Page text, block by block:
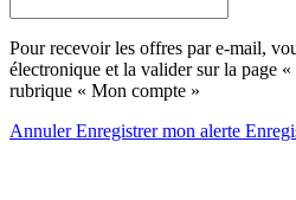
Pour recevoir les offres par e-mail,
électronique et la valider sur la page «
rubrique « Mon compte »
AnnulerEnregistrer mon alerte